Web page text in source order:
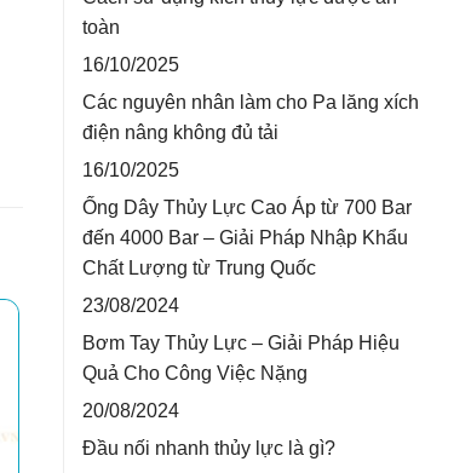
toàn
16/10/2025
Các nguyên nhân làm cho Pa lăng xích
điện nâng không đủ tải
16/10/2025
Ống Dây Thủy Lực Cao Áp từ 700 Bar
đến 4000 Bar – Giải Pháp Nhập Khẩu
Chất Lượng từ Trung Quốc
23/08/2024
Bơm Tay Thủy Lực – Giải Pháp Hiệu
Quả Cho Công Việc Nặng
20/08/2024
Đầu nối nhanh thủy lực là gì?